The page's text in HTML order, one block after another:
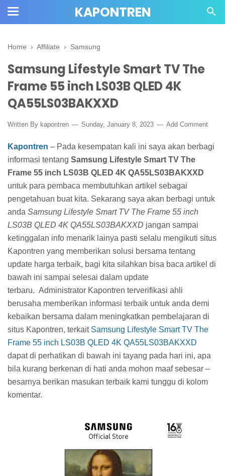
KAPONTREN
Home › Affiliate › Samsung
Samsung Lifestyle Smart TV The
Frame 55 inch LS03B QLED 4K
QA55LS03BAKXXD
Written By kapontren Sunday, January 8, 2023 Add Comment
Kapontren – Pada kesempatan kali ini saya akan berbagi
informasi tentang Samsung Lifestyle Smart TV The
Frame 55 inch LS03B QLED 4K QA55LS03BAKXXD
untuk para pembaca membutuhkan artikel sebagai
pengetahuan buat kita. Sekarang saya akan berbagi untuk
anda Samsung Lifestyle Smart TV The Frame 55 inch
LS03B QLED 4K QA55LS03BAKXXD jangan sampai
ketinggalan info menarik lainya pasti selalu mengikuti situs
Kapontren yang memberikan solusi bersama tentang
update harga terbaik, bagi kita silahkan bisa baca artikel di
bawah ini sampai selesai dalam update
terbaru. Administrator Kapontren terverifikasi ahli
berusaha memberikan informasi terbaik untuk anda demi
kebaikan bersama dalam meningkatkan pembelajaran di
situs Kapontren, terkait Samsung Lifestyle Smart TV The
Frame 55 inch LS03B QLED 4K QA55LS03BAKXXD
dapat di perhatikan di bawah ini tayang pada hari ini, apa
bila kurang berkenan di hati anda mohon maaf sebesar –
besarnya berikan masukan terbaik kami tunggu di kolom
komentar.